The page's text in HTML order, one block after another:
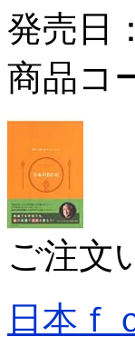
発売日
商品コ
ご注文
日本ｆ